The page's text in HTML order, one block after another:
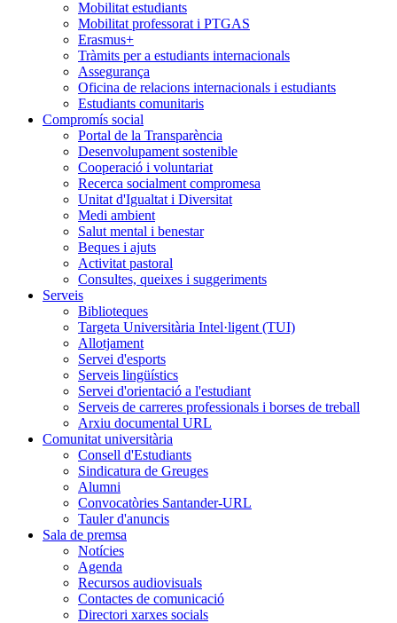
Mobilitat estudiants
Mobilitat professorat i PTGAS
Erasmus+
Tràmits per a estudiants internacionals
Assegurança
Oficina de relacions internacionals i estudiants
Estudiants comunitaris
Compromís social
Portal de la Transparència
Desenvolupament sostenible
Cooperació i voluntariat
Recerca socialment compromesa
Unitat d'Igualtat i Diversitat
Medi ambient
Salut mental i benestar
Beques i ajuts
Activitat pastoral
Consultes, queixes i suggeriments
Serveis
Biblioteques
Targeta Universitària Intel·ligent (TUI)
Allotjament
Servei d'esports
Serveis lingüístics
Servei d'orientació a l'estudiant
Serveis de carreres professionals i borses de treball
Arxiu documental URL
Comunitat universitària
Consell d'Estudiants
Sindicatura de Greuges
Alumni
Convocatòries Santander-URL
Tauler d'anuncis
Sala de premsa
Notícies
Agenda
Recursos audiovisuals
Contactes de comunicació
Directori xarxes socials